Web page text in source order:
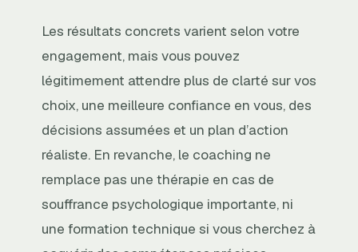
Les résultats concrets varient selon votre
engagement, mais vous pouvez
légitimement attendre plus de clarté sur vos
choix, une meilleure confiance en vous, des
décisions assumées et un plan d’action
réaliste. En revanche, le coaching ne
remplace pas une thérapie en cas de
souffrance psychologique importante, ni
une formation technique si vous cherchez à